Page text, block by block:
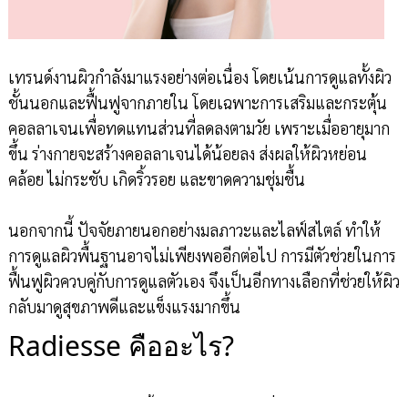
เทรนด์งานผิวกำลังมาแรงอย่างต่อเนื่อง โดยเน้นการดูแลทั้งผิว
ชั้นนอกและฟื้นฟูจากภายใน โดยเฉพาะการเสริมและกระตุ้น
คอลลาเจนเพื่อทดแทนส่วนที่ลดลงตามวัย เพราะเมื่ออายุมาก
ขึ้น ร่างกายจะสร้างคอลลาเจนได้น้อยลง ส่งผลให้ผิวหย่อน
คล้อย ไม่กระชับ เกิดริ้วรอย และขาดความชุ่มชื้น
นอกจากนี้ ปัจจัยภายนอกอย่างมลภาวะและไลฟ์สไตล์ ทำให้
การดูแลผิวพื้นฐานอาจไม่เพียงพออีกต่อไป การมีตัวช่วยในการ
ฟื้นฟูผิวควบคู่กับการดูแลตัวเอง จึงเป็นอีกทางเลือกที่ช่วยให้ผิว
กลับมาดูสุขภาพดีและแข็งแรงมากขึ้น
Radiesse คืออะไร?